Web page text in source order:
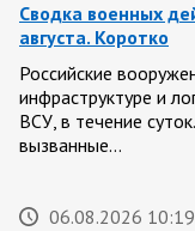
Сводка военных
августа. Коротко
Российские
инфраструктуре и
ВСУ, в течение
вызванные…
06.08.2026 10:19